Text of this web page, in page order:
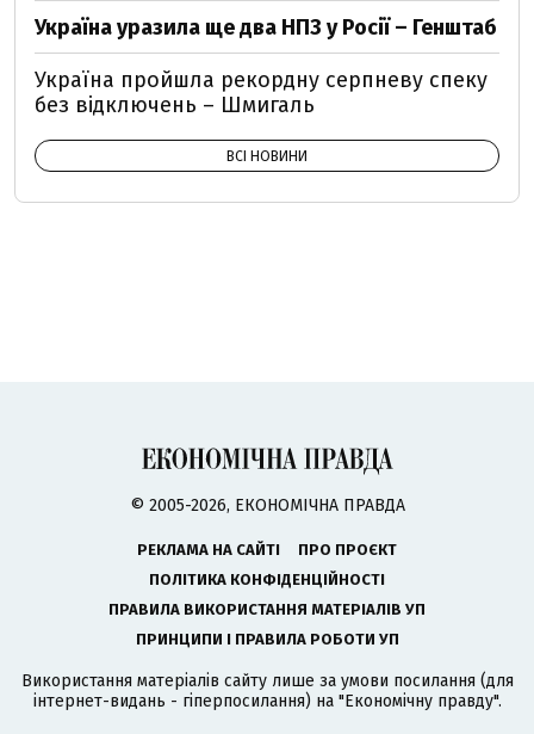
Україна уразила ще два НПЗ у Росії – Генштаб
Україна пройшла рекордну серпневу спеку
без відключень – Шмигаль
ВСІ НОВИНИ
© 2005-2026, ЕКОНОМІЧНА ПРАВДА
РЕКЛАМА НА САЙТІ
ПРО ПРОЄКТ
ПОЛІТИКА КОНФІДЕНЦІЙНОСТІ
ПРАВИЛА ВИКОРИСТАННЯ МАТЕРІАЛІВ УП
ПРИНЦИПИ І ПРАВИЛА РОБОТИ УП
Використання матеріалів сайту лише за умови посилання (для
інтернет-видань - гіперпосилання) на "Економічну правду".